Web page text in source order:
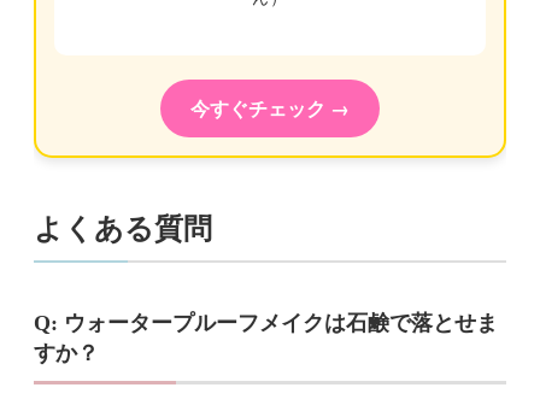
今すぐチェック →
よくある質問
Q: ウォータープルーフメイクは石鹸で落とせま
すか？